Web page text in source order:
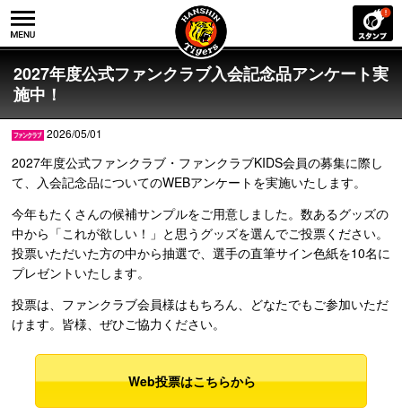
2027年度公式ファンクラブ入会記念品アンケート実
施中！
2026/05/01
2027年度公式ファンクラブ・ファンクラブKIDS会員の募集に際し
て、入会記念品についてのWEBアンケートを実施いたします。
今年もたくさんの候補サンプルをご用意しました。数あるグッズの
中から「これが欲しい！」と思うグッズを選んでご投票ください。
投票いただいた方の中から抽選で、選手の直筆サイン色紙を10名に
プレゼントいたします。
投票は、ファンクラブ会員様はもちろん、どなたでもご参加いただ
けます。皆様、ぜひご協力ください。
Web投票はこちらから